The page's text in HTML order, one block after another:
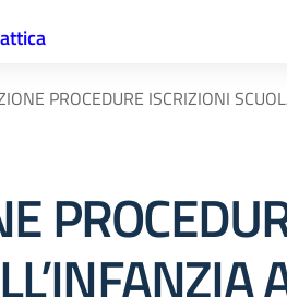
PROCEDURE ISCRIZIONI